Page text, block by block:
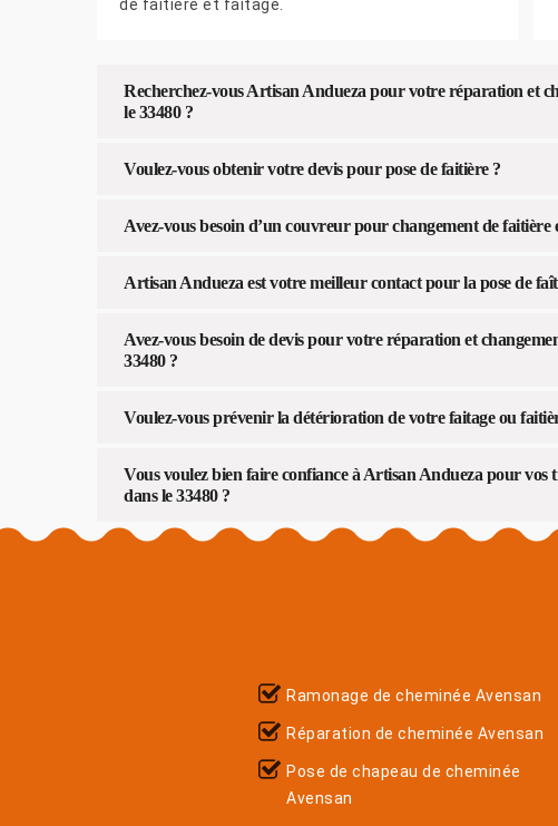
de faîtière et faîtage.
Recherchez-vous Artisan Andueza pour votre réparation et
le 33480 ?
Voulez-vous obtenir votre devis pour pose de faitière ?
Avez-vous besoin d’un couvreur pour changement de
Artisan Andueza est votre meilleur contact pour la pose de
Avez-vous besoin de devis pour votre réparation et
33480 ?
Voulez-vous prévenir la détérioration de votre faitage ou
Vous voulez bien faire confiance à Artisan Andueza pour vos
dans le 33480 ?
Ramonage de cheminée Avensan
Réparation de cheminée Avensan
Pose de chapeau de cheminée
Avensan